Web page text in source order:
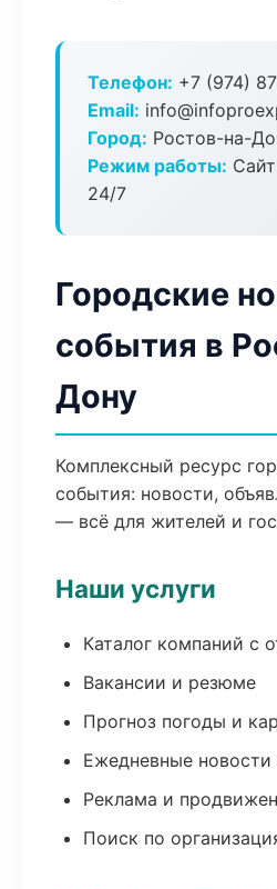
Телефон: +7 (974)
Email:
Город: Ростов-на-
Режим работы:
24/7
Городские
события в
Дону
Комплексный ресурс
события: новости,
— всё для жителей и
Наши услуги
Каталог компаний с
Вакансии и резюме
Прогноз погоды и
Ежедневные
Реклама и
Поиск по